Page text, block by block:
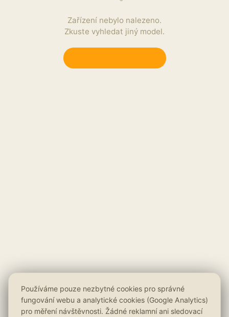
Zařízení nebylo nalezeno.
Zkuste vyhledat jiný model.
Používáme pouze nezbytné cookies pro správné
fungování webu a analytické cookies (Google Analytics)
pro měření návštěvnosti. Žádné reklamní ani sledovací